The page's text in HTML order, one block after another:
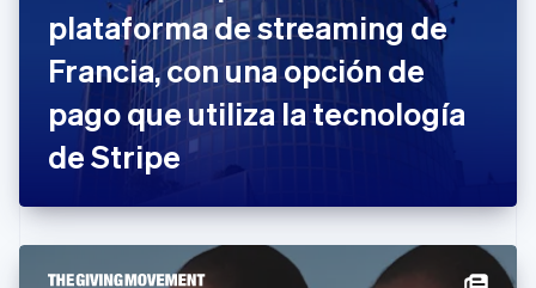
plataforma de streaming de
Francia, con una opción de
pago que utiliza la tecnología
de Stripe
Dinamarca
English
Emiratos Árabes Unidos
English
Eslovaquia
English
Eslovenia
España
Estados Unidos
EnglishEspañol简体中文